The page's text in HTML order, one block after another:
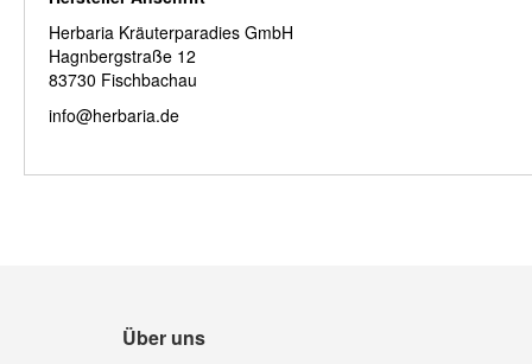
Herbaria Kräuterparadies GmbH
Hagnbergstraße 12
83730 Fischbachau
info@herbaria.de
Über uns